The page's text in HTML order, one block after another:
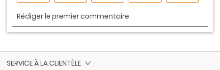
SERVICE À LA CLIENTÈLE